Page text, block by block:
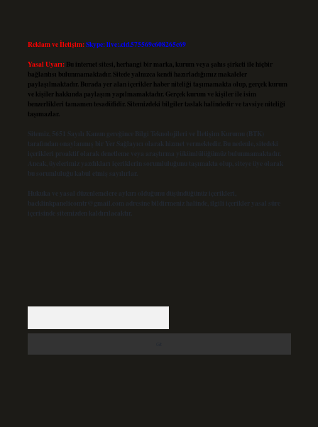
Reklam ve İletişim:Skype: live:.cid.575569c608265c69
Yasal Uyarı: Bu internet sitesi, herhangi bir marka, kurum veya şahıs şirketi ile hiçbir
bağlantısı bulunmamaktadır. Sitede yalnızca kendi hazırladığımız makaleler
paylaşılmaktadır. Burada yer alan içerikler haber niteliği taşımamakta olup, gerçek kurum
ve kişiler hakkında paylaşım yapılmamaktadır. Gerçek kurum ve kişiler ile isim
benzerlikleri tamamen tesadüfidir. Sitemizdeki bilgiler taslak halindedir ve tavsiye niteliği
taşımazlar.
Sitemiz, 5651 Sayılı Kanun gereğince Bilgi Teknolojileri ve İletişim Kurumu (BTK)
tarafından onaylanmış bir Yer Sağlayıcı olarak hizmet vermektedir. Bu nedenle, sitedeki
içerikleri proaktif olarak denetleme veya araştırma yükümlülüğümüz bulunmamaktadır.
Ancak, üyelerimiz yazdıkları içeriklerin sorumluluğunu taşımakta olup, siteye üye olarak
bu sorumluluğu kabul etmiş sayılırlar.
Hukuka ve yasal düzenlemelere aykırı olduğunu düşündüğünüz içerikleri,
backlinkpanelicomtr@gmail.com adresine bildirmeniz halinde, ilgili içerikler yasal süre
içerisinde sitemizden kaldırılacaktır.